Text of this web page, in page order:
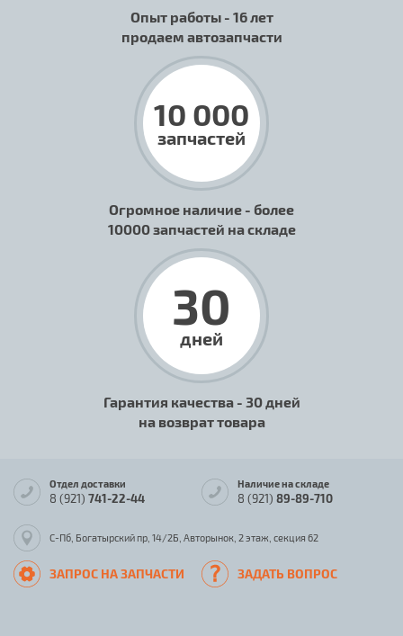
Опыт работы - 16 лет
продаем автозапчасти
10 000
запчастей
Огромное наличие - более
10000 запчастей на складе
30
дней
Гарантия качества - 30 дней
на возврат товара
Отдел доставки
8 (921) 741-22-44
Наличие на складе
8 (921) 89-89-710
С-Пб, Богатырский пр, 14/2Б, Авторынок, 2 этаж, секция 62
ЗАПРОС НА ЗАПЧАСТИ ЗАДАТЬ ВОПРОС